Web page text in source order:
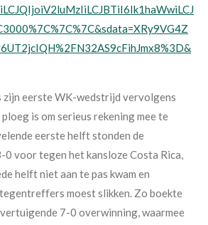
eerste WK-wedstrijd vervolgens
is om serieus rekening mee te
eerste helft stonden de
0 voor tegen het kansloze Costa Rica,
helft niet aan te pas kwam en
moest slikken. Zo boekte
7-0 overwinning, waarmee